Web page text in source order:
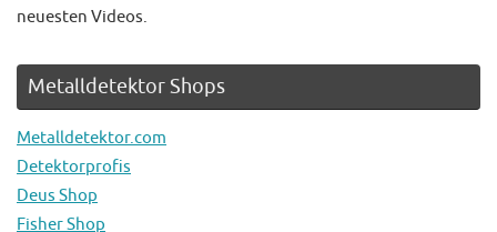
neuesten Videos.
Metalldetektor Shops
Metalldetektor.com
Detektorprofis
Deus Shop
Fisher Shop